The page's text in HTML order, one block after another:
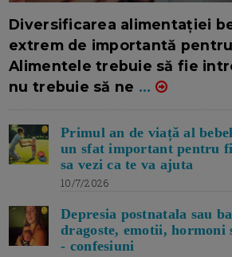
Diversificarea alimentației
extrem de importantă
Alimentele trebuie să fie
nu trebuie să ne ...
Primul an de viață al
un sfat important pentru
sa vezi ca te va ajuta
10/7/2026
Depresia postnatala sau
dragoste, emotii, hormoni
- confesiuni